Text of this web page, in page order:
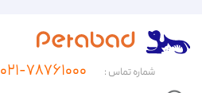
شماره تماس : ۰۲۱-۷۸۷۶۱۰۰۰